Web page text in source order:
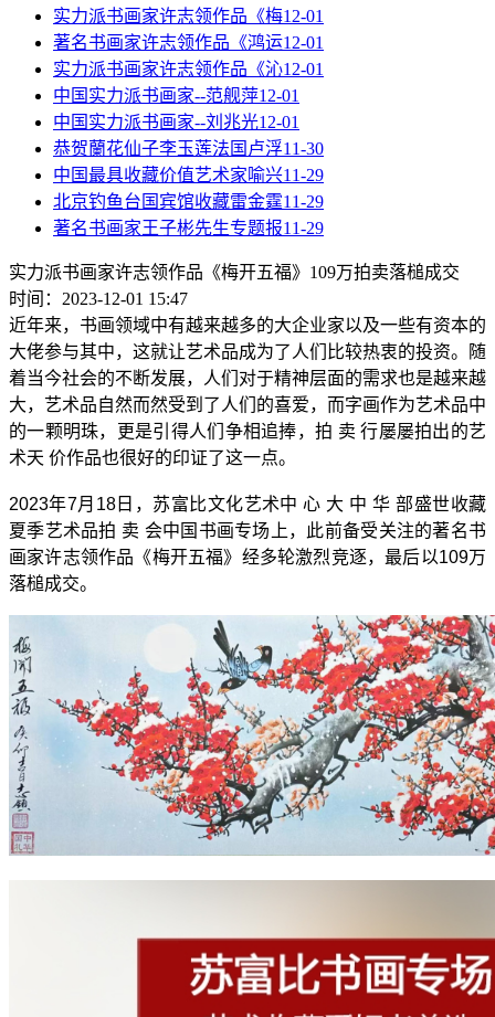
实力派书画家许志领作品《梅12-01
著名书画家许志领作品《鸿运12-01
实力派书画家许志领作品《沁12-01
中国实力派书画家--范舰萍12-01
中国实力派书画家--刘兆光12-01
恭贺蘭花仙子李玉莲法国卢浮11-30
中国最具收藏价值艺术家喻兴11-29
北京钓鱼台国宾馆收藏雷金霆11-29
著名书画家王子彬先生专题报11-29
实力派书画家许志领作品《梅开五福》109万拍卖落槌成交
时间：2023-12-01 15:47
近年来，书画领域中有越来越多的大企业家以及一些有资本的
大佬参与其中，这就让艺术品成为了人们比较热衷的投资。随
着当今社会的不断发展，人们对于精神层面的需求也是越来越
大，艺术品自然而然受到了人们的喜爱，而字画作为艺术品中
的一颗明珠，更是引得人们争相追捧，拍 卖 行屡屡拍出的艺
术天 价作品也很好的印证了这一点。
2023年7月18日，苏富比文化艺术中 心 大 中 华 部盛世收藏
夏季艺术品拍 卖 会中国书画专场上，此前备受关注的著名书
画家许志领作品《梅开五福》经多轮激烈竞逐，最后以109万
落槌成交。